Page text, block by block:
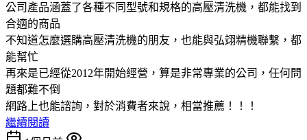
公司產品涵蓋了各種不同型號和規格的高壓清洗機，都能找到
合適的商品
不知道怎麼選購高壓清洗機的朋友，也能與弘翊精機聯繫，都
能幫忙
再來是已經從2012年開始經營，算是非常專業的公司，任何問
題都難不倒
網路上也能諮詢，對於消費者來說，相當推薦！！！
繼續閱讀